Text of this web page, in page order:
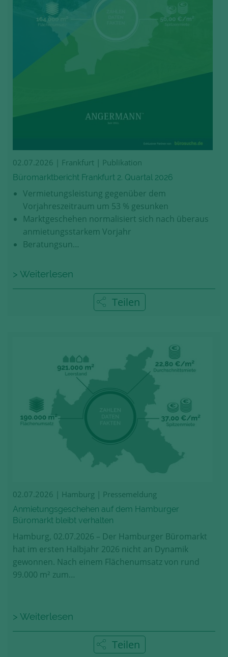
02.07.2026 | Frankfurt | Publikation
Büromarktbericht Frankfurt 2. Quartal 2026
Vermietungsleistung gegenüber dem
Vorjahreszeitraum um 53 % gesunken
Marktgeschehen normalisiert sich nach überaus
anmietungsstarkem Vorjahr
Beratungsun…
> Weiterlesen
Teilen
02.07.2026 | Hamburg | Pressemeldung
Anmietungsgeschehen auf dem Hamburger
Büromarkt bleibt verhalten
Hamburg, 02.07.2026 – Der Hamburger Büromarkt
hat im ersten Halbjahr 2026 nicht an Dynamik
gewonnen. Nach einem Flächenumsatz von rund
99.000 m² zum…
> Weiterlesen
Teilen